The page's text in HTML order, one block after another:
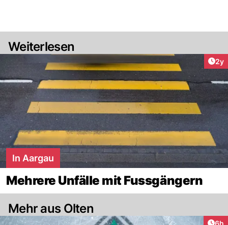
Weiterlesen
2y
In Aargau
Mehrere Unfälle mit Fussgängern
Mehr aus Olten
6h